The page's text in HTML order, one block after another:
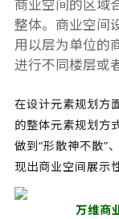
商业空间的区域
整体。商业空间
用以层为单位的
进行不同楼层或
在设计元素规划方
的整体元素规划方
做到“形散神不散”
现出商业空间展示
万维商